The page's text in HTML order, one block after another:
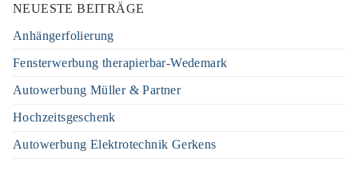
NEUESTE BEITRÄGE
Anhängerfolierung
Fensterwerbung therapierbar-Wedemark
Autowerbung Müller & Partner
Hochzeitsgeschenk
Autowerbung Elektrotechnik Gerkens